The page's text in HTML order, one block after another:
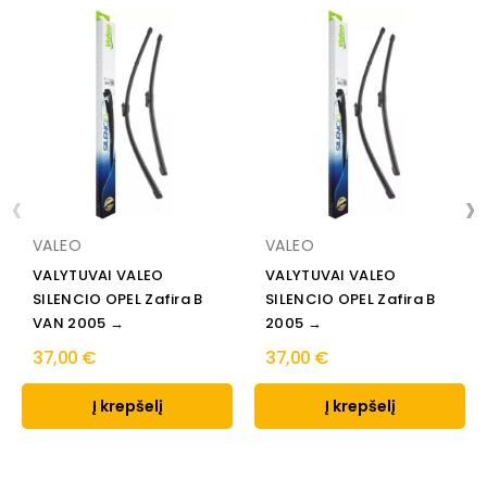
VALEO
VALYTUVAI VALEO
SILENCIO OPEL Zafira B
VAN 2005 →
37,00 €
Į krepšelį
VALEO
VALYTUVAI VALEO
SILENCIO OPEL Zafira B
2005 →
37,00 €
Į krepšelį
‹ ›